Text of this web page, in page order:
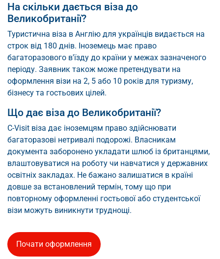
На скільки дається віза до
Великобританії?
Туристична віза в Англію для українців видається на
строк від 180 днів. Іноземець має право
багаторазового в'їзду до країни у межах зазначеного
періоду. Заявник також може претендувати на
оформлення візи на 2, 5 або 10 років для туризму,
бізнесу та гостьових цілей.
Що дає віза до Великобританії?
C-Visit віза дає іноземцям право здійснювати
багаторазові нетривалі подорожі. Власникам
документа заборонено укладати шлюб із британцями,
влаштовуватися на роботу чи навчатися у державних
освітніх закладах. Не бажано залишатися в країні
довше за встановлений термін, тому що при
повторному оформленні гостьової або студентської
візи можуть виникнути труднощі.
Почати оформлення